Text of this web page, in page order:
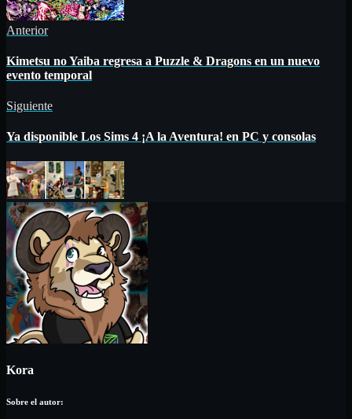
Anterior
Kimetsu no Yaiba regresa a Puzzle & Dragons en un nuevo
evento temporal
Siguiente
Ya disponible Los Sims 4 ¡A la Aventura! en PC y consolas
Kora